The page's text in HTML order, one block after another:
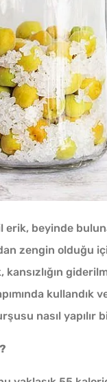
beyinde
zengin olduğu
kullandık
nasıl yapılır